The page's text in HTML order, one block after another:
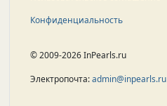
Конфиденциальность
© 2009-2026 InPearls.ru
Электропочта:admin@inpearls.ru